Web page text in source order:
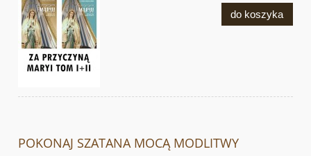
do koszyka
POKONAJ SZATANA MOCĄ MODLITWY